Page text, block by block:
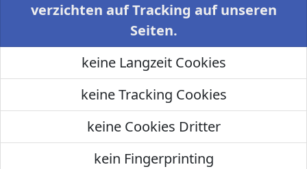
verzichten auf Tracking auf unseren
Seiten.
keine Langzeit Cookies
keine Tracking Cookies
keine Cookies Dritter
kein Fingerprinting